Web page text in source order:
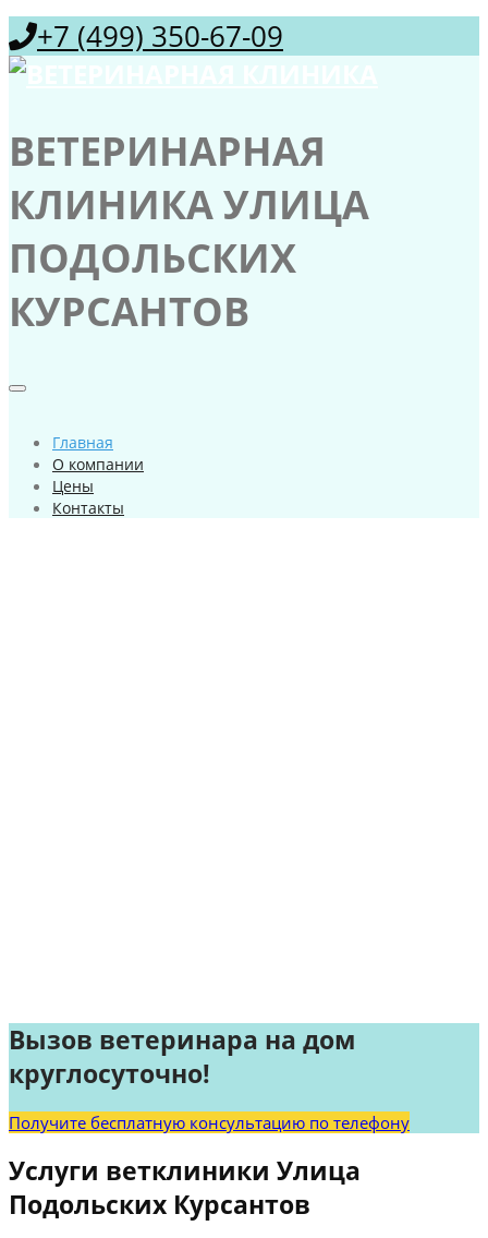
+7 (499) 350-67-09
ВЕТЕРИНАРНАЯ
КЛИНИКА УЛИЦА
ПОДОЛЬСКИХ
КУРСАНТОВ
Главная
О компании
Цены
Контакты
Вызов ветеринара на дом
круглосуточно!
Получите бесплатную консультацию по телефону
Услуги ветклиники Улица
Подольских Курсантов